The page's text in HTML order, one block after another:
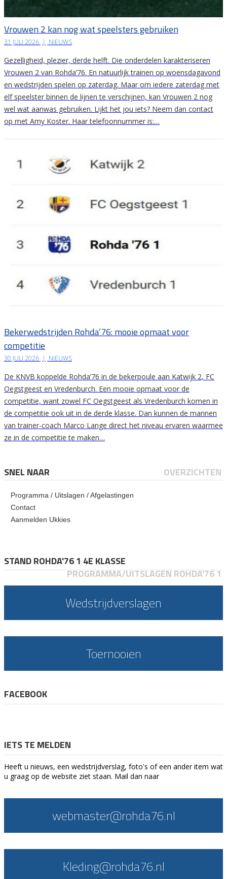
Vrouwen 2 kan nog wat speelsters gebruiken
31 JULI 2026 | NIEUWS
Gezelligheid, plezier, derde helft. Die onderdelen karakteriseren
Vrouwen 2 van Rohda’76. En natuurlijk trainen op woensdagavond
en wedstrijden spelen op zaterdag. Maar om iedere zaterdag met
elf speelster binnen de lijnen te verschijnen, kan Vrouwen 2 nog
wel wat aanwas gebruiken. Lijkt het jou iets? Neem dan contact
op met Amy Koster. Haar telefoonnummer is:…
Bekerwedstrijden Rohda’76: mooie opmaat voor
competitie
30 JULI 2026 | NIEUWS
De KNVB koppelde Rohda’76 in de bekerpoule aan Katwijk 2, FC
Oegstgeest en Vredenburch. Een mooie opmaat voor de
competitie, want zowel FC Oegstgeest als Vredenburch komen in
de competitie ook uit in de derde klasse. Dan kunnen de mannen
van trainer-coach Marco Lange direct het niveau ervaren waarmee
ze in de competitie te maken…
SNEL NAAR OVERZICHTEN
Programma / Uitslagen / Afgelastingen
Contact
Aanmelden Ukkies
STAND ROHDA'76 1 4E KLASSE
PROGRAMMA/UITSLAGEN ROHDA'76 1
Wedstrijdverslagen
Toernooien
FACEBOOK
IETS TE MELDEN
Heeft u nieuws, een wedstrijdverslag, foto's of een ander item wat
u graag op de website ziet staan. Mail dan naar
webmaster@rohda76.nl
Kleding@rohda76.nl